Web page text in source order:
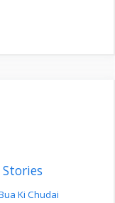
Stories
Ki Chudai